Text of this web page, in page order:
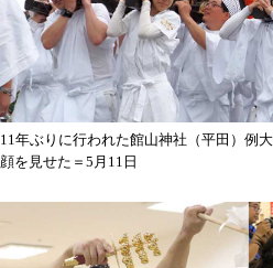
11年ぶりに行われた館山神社（平田）例
顔を見せた＝5月11日